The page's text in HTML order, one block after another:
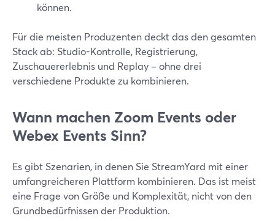
können.
Für die meisten Produzenten deckt das den gesamten
Stack ab: Studio-Kontrolle, Registrierung,
Zuschauererlebnis und Replay – ohne drei
verschiedene Produkte zu kombinieren.
Wann machen Zoom Events oder
Webex Events Sinn?
Es gibt Szenarien, in denen Sie StreamYard mit einer
umfangreicheren Plattform kombinieren. Das ist meist
eine Frage von Größe und Komplexität, nicht von den
Grundbedürfnissen der Produktion.